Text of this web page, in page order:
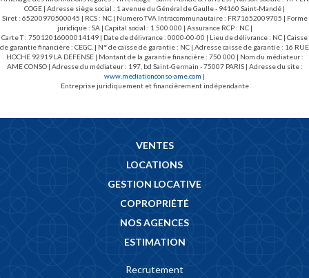
COGE | Adresse siège social : 1 avenue du Général de Gaulle - 94160 Saint-Mandé |
Siret : 65200970500045 | RCS : NC | Numero TVA Intracommunautaire : FR71652009705 | Forme
juridique : SA | Capital social : 1 500 000 | Assurance RCP : NC |
Carte T : 75012016000014149 | Date de délivrance : 0000-00-00 | Lieu de délivrance : NC | Caisse
de garantie financière : CEGC. | N° de caisse de garantie : NC | Adresse caisse de garantie : 16 RUE
HOCHE 92919 LA DEFENSE | Montant de la garantie financière : 750 000 | Nom du médiateur :
AME CONSO | Adresse du médiateur : 197, bd Saint-Germain - 75007 PARIS | Adresse du site :
www.mediationconso-ame.com |
Entreprise juridiquement et financièrement indépendante
VENTES
LOCATIONS
GESTION LOCATIVE
COPROPRIÉTÉ
NOS AGENCES
ESTIMATION
Recrutement